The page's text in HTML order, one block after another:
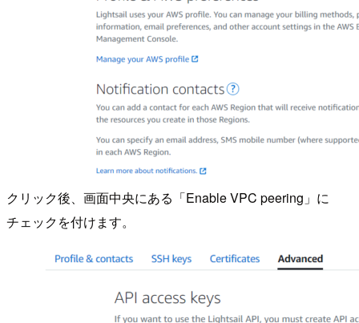
クリック後、画面中央にある「Enable VPC peering」に
チェックを付けます。